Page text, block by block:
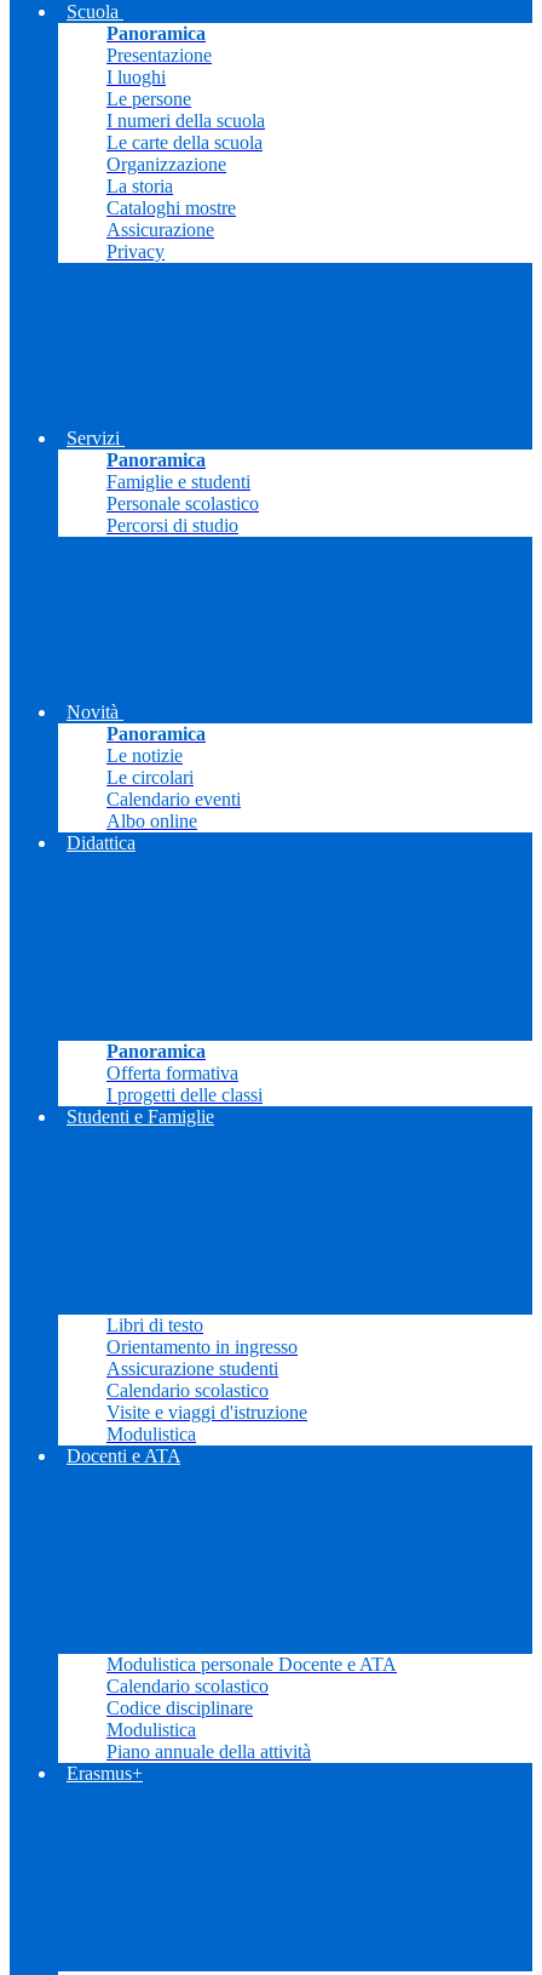
Scuola
Panoramica
Presentazione
I luoghi
Le persone
I numeri della scuola
Le carte della scuola
Organizzazione
La storia
Cataloghi mostre
Assicurazione
Privacy
Servizi
Panoramica
Famiglie e studenti
Personale scolastico
Percorsi di studio
Novità
Panoramica
Le notizie
Le circolari
Calendario eventi
Albo online
Didattica
Panoramica
Offerta formativa
I progetti delle classi
Studenti e Famiglie
Libri di testo
Orientamento in ingresso
Assicurazione studenti
Calendario scolastico
Visite e viaggi d'istruzione
Modulistica
Docenti e ATA
Modulistica personale Docente e ATA
Calendario scolastico
Codice disciplinare
Modulistica
Piano annuale della attività
Erasmus+